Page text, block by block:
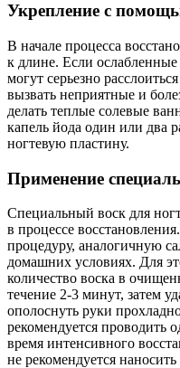
Укрепление с
В начале процесса
к длине. Если
могут серьезно
вызвать неприятные и
делать теплые солевые
капель йода один или два
ногтевую пластину.
Применение
Специальный воск для
в процессе
процедуру, аналогичную
домашних условиях. Для
количество воска в
течение 2-3 минут, затем
ополоснуть руки
рекомендуется проводить
время интенсивного
не рекомендуется